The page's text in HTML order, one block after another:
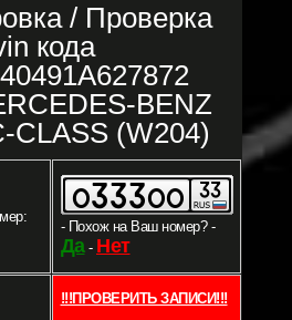
/ Проверка
кода
BENZ
CLASS (W204)
- Похож на Ваш номер? -
Да- Нет
!!!ПРОВЕРИТЬ ЗАПИСИ!!!